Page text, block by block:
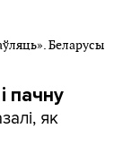
пачну
як